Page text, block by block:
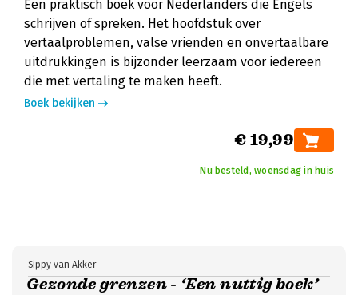
Een praktisch boek voor Nederlanders die Engels
schrijven of spreken. Het hoofdstuk over
vertaalproblemen, valse vrienden en onvertaalbare
uitdrukkingen is bijzonder leerzaam voor iedereen
die met vertaling te maken heeft.
Boek bekijken
€ 19,99
Nu besteld, woensdag in huis
Gezonde grenzen - ‘Een nuttig boek’
Sippy van Akker